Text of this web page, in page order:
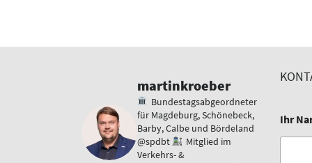
martinkroeber
Bundestagsabgeordneter
für Magdeburg, Schönebeck,
Barby, Calbe und Bördeland
@spdbt
Mitglied im
Verkehrs- &
Ihr